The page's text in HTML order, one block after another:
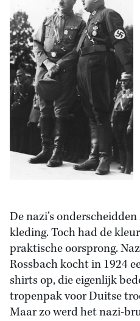
De nazi’s
kleding. Toch had de
praktische oorsprong.
Rossbach kocht in 1924
shirts op, die eigenlijk
tropenpak voor Duitse
Maar zo werd het nazi-